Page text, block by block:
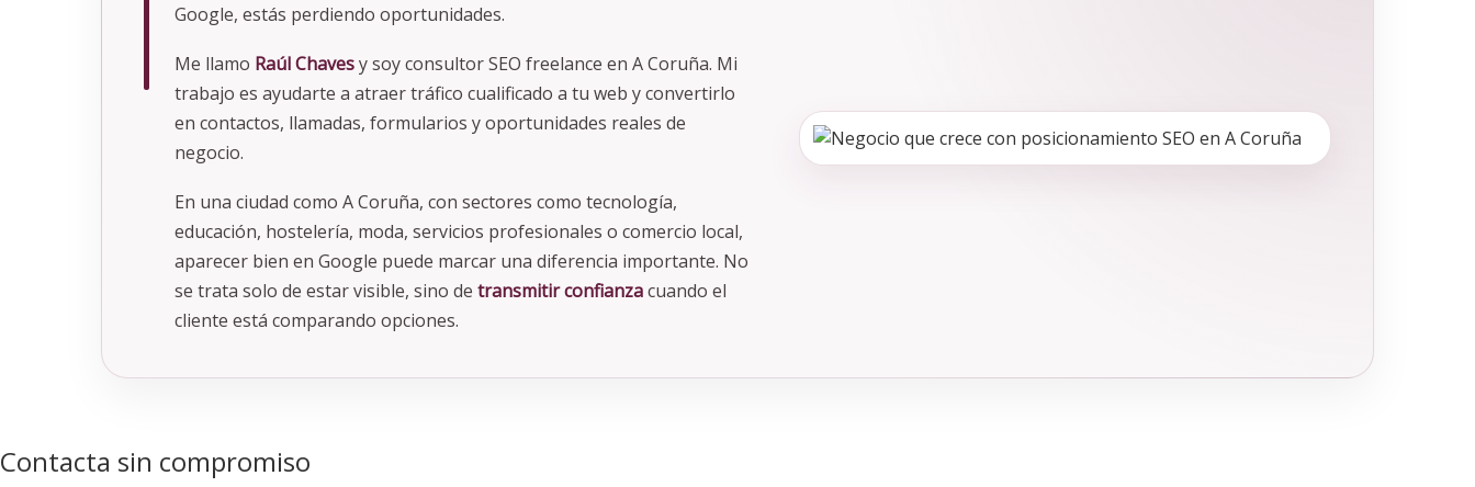
Google, estás perdiendo oportunidades.
Me llamo Raúl Chavesy soy consultor SEO freelance en A Coruña. Mi
trabajo es ayudarte a atraer tráfico cualificado a tu web y convertirlo
en contactos, llamadas, formularios y oportunidades reales de
negocio.
En una ciudad como A Coruña, con sectores como tecnología,
educación, hostelería, moda, servicios profesionales o comercio local,
aparecer bien en Google puede marcar una diferencia importante. No
se trata solo de estar visible, sino de transmitir confianzacuando el
cliente está comparando opciones.
Contacta sin compromiso